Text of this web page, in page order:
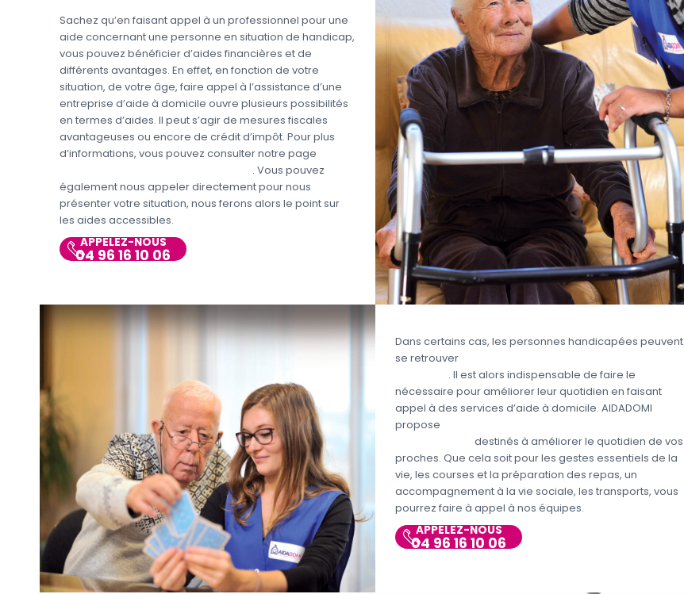
Sachez qu’en faisant appel à un professionnel pour une
aide concernant une personne en situation de handicap,
vous pouvez bénéficier d’aides financières et de
différents avantages. En effet, en fonction de votre
situation, de votre âge, faire appel à l’assistance d’une
entreprise d’aide à domicile ouvre plusieurs possibilités
en termes d’aides. Il peut s’agir de mesures fiscales
avantageuses ou encore de crédit d’impôt. Pour plus
d’informations, vous pouvez consulter notre page
. Vous pouvez
également nous appeler directement pour nous
présenter votre situation, nous ferons alors le point sur
les aides accessibles.
APPELEZ-NOUS
04 96 16 10 06
Dans certains cas, les personnes handicapées peuvent
se retrouver
. Il est alors indispensable de faire le
nécessaire pour améliorer leur quotidien en faisant
appel à des services d’aide à domicile. AIDADOMI
propose
destinés à améliorer le quotidien de vos
proches. Que cela soit pour les gestes essentiels de la
vie, les courses et la préparation des repas, un
accompagnement à la vie sociale, les transports, vous
pourrez faire à appel à nos équipes.
APPELEZ-NOUS
04 96 16 10 06